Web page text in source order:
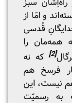
سبز
و امّا از
قُدسی
همه‌‌مان را
[2]
که نه
فرسخ هم
نیست، این
به رسمیّت